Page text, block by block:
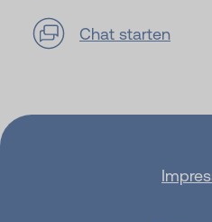
Chat starten